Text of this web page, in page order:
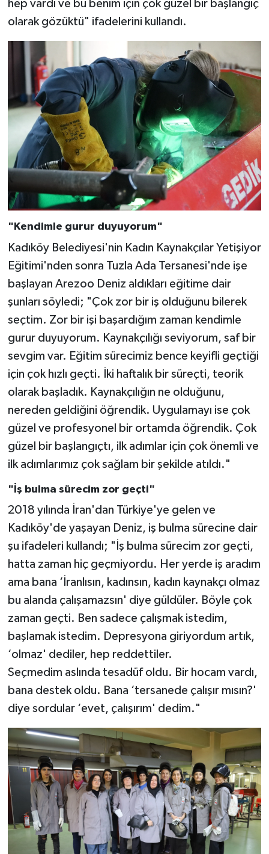
hep vardı ve bu benim için çok güzel bir başlangıç
olarak gözüktü" ifadelerini kullandı.
"Kendimle gurur duyuyorum"
Kadıköy Belediyesi'nin Kadın Kaynakçılar Yetişiyor
Eğitimi'nden sonra Tuzla Ada Tersanesi'nde işe
başlayan Arezoo Deniz aldıkları eğitime dair
şunları söyledi; "Çok zor bir iş olduğunu bilerek
seçtim. Zor bir işi başardığım zaman kendimle
gurur duyuyorum. Kaynakçılığı seviyorum, saf bir
sevgim var. Eğitim sürecimiz bence keyifli geçtiği
için çok hızlı geçti. İki haftalık bir süreçti, teorik
olarak başladık. Kaynakçılığın ne olduğunu,
nereden geldiğini öğrendik. Uygulamayı ise çok
güzel ve profesyonel bir ortamda öğrendik. Çok
güzel bir başlangıçtı, ilk adımlar için çok önemli ve
ilk adımlarımız çok sağlam bir şekilde atıldı."
"İş bulma sürecim zor geçti"
2018 yılında İran'dan Türkiye'ye gelen ve
Kadıköy'de yaşayan Deniz, iş bulma sürecine dair
şu ifadeleri kullandı; "İş bulma sürecim zor geçti,
hatta zaman hiç geçmiyordu. Her yerde iş aradım
ama bana ‘İranlısın, kadınsın, kadın kaynakçı olmaz
bu alanda çalışamazsın' diye güldüler. Böyle çok
zaman geçti. Ben sadece çalışmak istedim,
başlamak istedim. Depresyona giriyordum artık,
‘olmaz' dediler, hep reddettiler.
Seçmedim aslında tesadüf oldu. Bir hocam vardı,
bana destek oldu. Bana ‘tersanede çalışır mısın?'
diye sordular ‘evet, çalışırım' dedim."